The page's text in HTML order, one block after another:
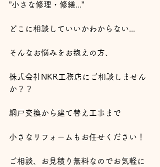
”小さな修理・修繕...”
どこに相談していいかわからない...
そんなお悩みをお抱えの方、
株式会社NKR工務店にご相談しません
か？？
網戸交換から建て替え工事まで
小さなリフォームもお任せください！
ご相談、お見積り無料なのでお気軽に